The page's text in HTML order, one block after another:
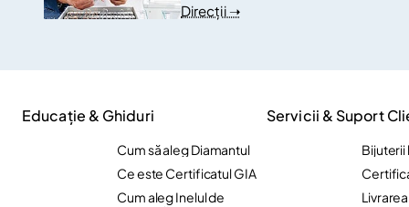
Direcții ➝
Educație & Ghiduri
Cum să aleg Diamantul
Ce este Certificatul GIA
Cum aleg Inelul de
Servicii & Suport
Bijuterii